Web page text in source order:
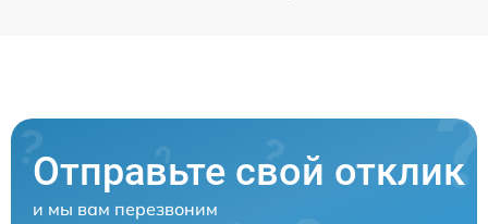
Отправьте свой отклик
и мы вам перезвоним